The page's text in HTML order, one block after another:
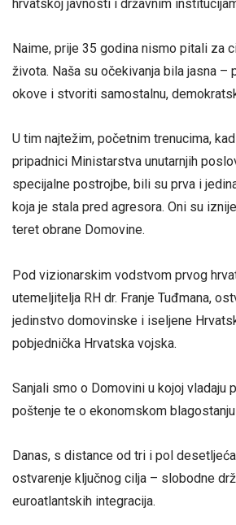
hrvatskoj javnosti i državnim
Naime, prije 35 godina nismo pitali za
života. Naša su očekivanja bila jasna –
okove i stvoriti samostalnu,
U tim najtežim, početnim trenucima,
pripadnici Ministarstva unutarnjih
specijalne postrojbe, bili su prva i
koja je stala pred agresora. Oni su
teret obrane Domovine.
Pod vizionarskim vodstvom prvog
utemeljitelja RH dr. Franje Tuđmana,
jedinstvo domovinske i iseljene
pobjednička Hrvatska vojska.
Sanjali smo o Domovini u kojoj vladaju
poštenje te o ekonomskom
Danas, s distance od tri i pol
ostvarenje ključnog cilja – slobodne
euroatlantskih integracija.